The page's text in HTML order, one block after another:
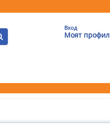
Вход
Моят профил